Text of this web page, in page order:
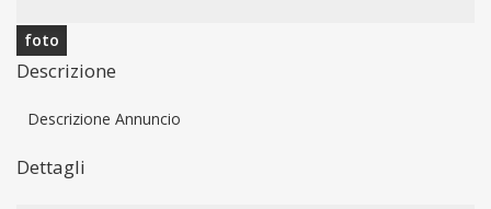
foto
Descrizione
Descrizione Annuncio
Dettagli